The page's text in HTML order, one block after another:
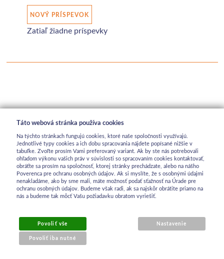
NOVÝ PRÍSPEVOK
Zatiaľ žiadne príspevky
Táto webová stránka používa cookies
Na týchto stránkach fungujú cookies, ktoré naše spoločnosti využívajú.
Jednotlivé typy cookies a ich dobu spracovania nájdete popísané nižšie v
tabuľke. Zvoľte prosím Vami preferovaný variant. Ak by ste nás potrebovali
ohľadom výkonu vašich práv v súvislosti so spracovaním cookies kontaktovať,
obráťte sa prosím na spoločnosť, ktorej stránky prechádzate, alebo na nášho
Poverenca pre ochranu osobných údajov. Ak si myslíte, že s osobnými údajmi
nenakladáme, ako by sme mali, máte možnosť podať sťažnosť na Úrade pre
ochranu osobných údajov. Budeme však radi, ak sa najskôr obrátite priamo na
nás a budeme tak môcť Vašu požiadavku obratom vyriešiť.
Povoliť vše
Povoliť iba nutné
Nastavenie